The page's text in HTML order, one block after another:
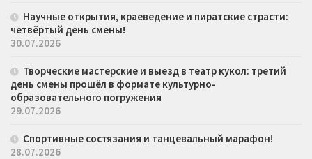
Научные открытия, краеведение и пиратские страсти:
четвёртый день смены!
30.07.2026
Творческие мастерские и выезд в театр кукол: третий
день смены прошёл в формате культурно-
образовательного погружения
29.07.2026
Спортивные состязания и танцевальный марафон!
28.07.2026